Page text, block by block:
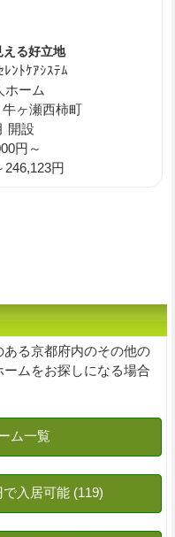
える好立地
ﾝﾄｹｱｼｽﾃﾑ
ホーム
ヶ瀬西柿町
開設
円～
円
ある京都府内のその他の
ムをお探しになる場合